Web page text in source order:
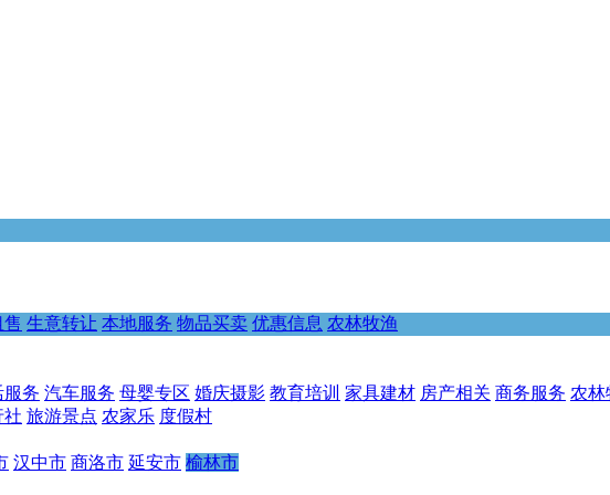
售 生意转让 本地服务 物品买卖 优惠信息 农林牧渔
服务 汽车服务 母婴专区 婚庆摄影 教育培训 家具建材 房产相关 商务服务 农林
社 旅游景点 农家乐 度假村
汉中市 商洛市 延安市 榆林市